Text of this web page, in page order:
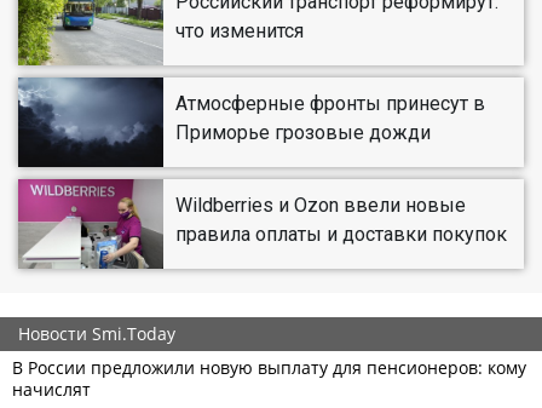
что изменится
Атмосферные фронты принесут в
Приморье грозовые дожди
Wildberries и Ozon ввели новые
правила оплаты и доставки покупок